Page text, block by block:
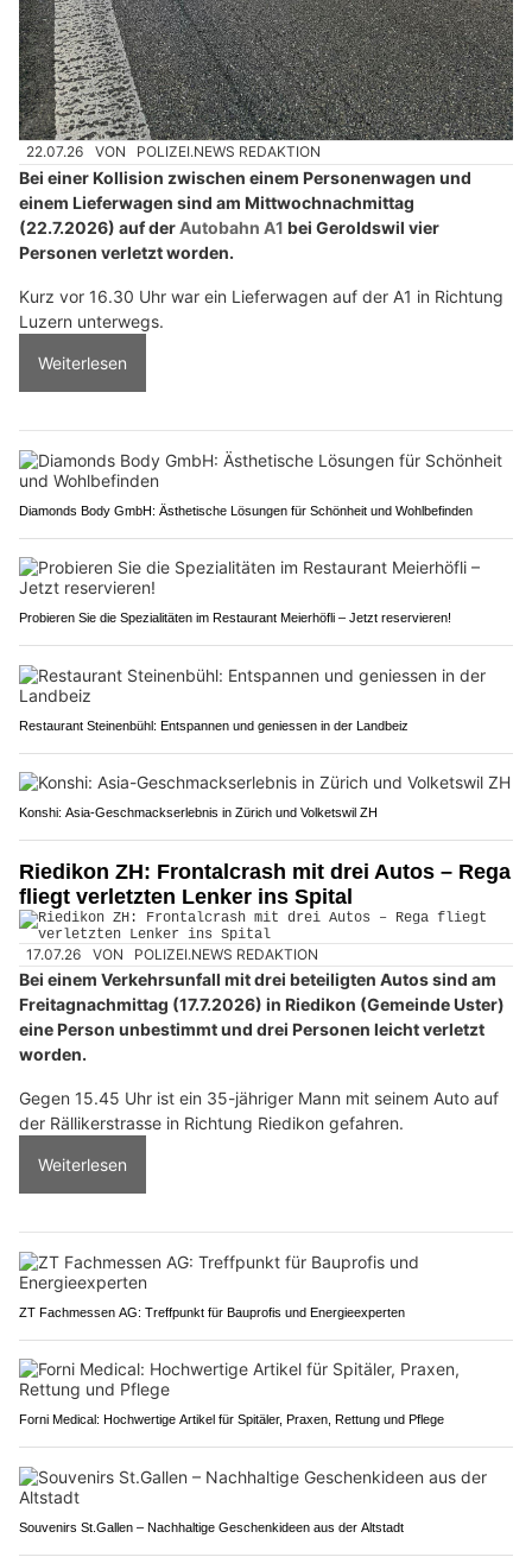
22.07.26 VON POLIZEI.NEWS REDAKTION
Bei einer Kollision zwischen einem Personenwagen und
einem Lieferwagen sind am Mittwochnachmittag
(22.7.2026) auf derAutobahn A1 bei Geroldswil vier
Personen verletzt worden.
Kurz vor 16.30 Uhr war ein Lieferwagen auf der A1 in Richtung
Luzern unterwegs.
Weiterlesen
Diamonds Body GmbH: Ästhetische Lösungen für Schönheit und Wohlbefinden
Probieren Sie die Spezialitäten im Restaurant Meierhöfli – Jetzt reservieren!
Restaurant Steinenbühl: Entspannen und geniessen in der Landbeiz
Konshi: Asia-Geschmackserlebnis in Zürich und Volketswil ZH
Riedikon ZH: Frontalcrash mit drei Autos – Rega
fliegt verletzten Lenker ins Spital
17.07.26 VON POLIZEI.NEWS REDAKTION
Bei einem Verkehrsunfall mit drei beteiligten Autos sind am
Freitagnachmittag (17.7.2026) in Riedikon (Gemeinde Uster)
eine Person unbestimmt und drei Personen leicht verletzt
worden.
Gegen 15.45 Uhr ist ein 35-jähriger Mann mit seinem Auto auf
der Rällikerstrasse in Richtung Riedikon gefahren.
Weiterlesen
ZT Fachmessen AG: Treffpunkt für Bauprofis und Energieexperten
Forni Medical: Hochwertige Artikel für Spitäler, Praxen, Rettung und Pflege
Souvenirs St.Gallen – Nachhaltige Geschenkideen aus der Altstadt